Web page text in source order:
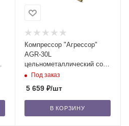
Компрессор "Агрессор"
AGR-30L
цельнометаллический со
встроенным фонарём, 7
Атм, 140 Вт, 12В/8
Под заказ
5 659₽/шт
В КОРЗИНУ